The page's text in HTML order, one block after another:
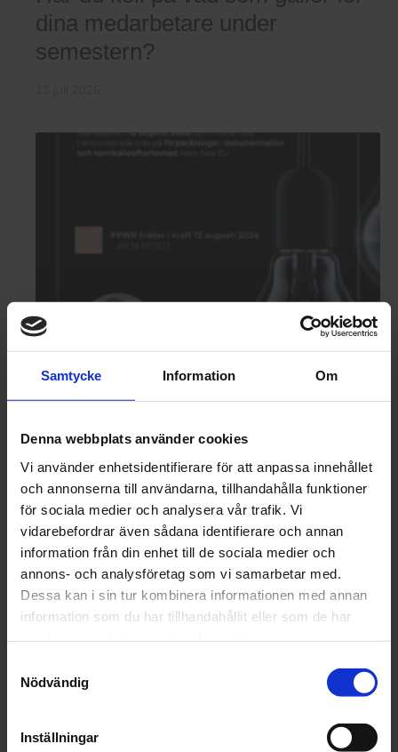
Samtycke Information Om
Denna webbplats använder cookies
Vi använder enhetsidentifierare för att anpassa innehållet
och annonserna till användarna, tillhandahålla funktioner
för sociala medier och analysera vår trafik. Vi
vidarebefordrar även sådana identifierare och annan
information från din enhet till de sociala medier och
annons- och analysföretag som vi samarbetar med.
Dessa kan i sin tur kombinera informationen med annan
information som du har tillhandahållit eller som de har
Nödvändig
Inställningar
dina medarbetare under
semestern?
Juristen förklarar
PPWR träder i kraft 12 augusti
2026 – ÄR NI REDO?
07 juli 2026